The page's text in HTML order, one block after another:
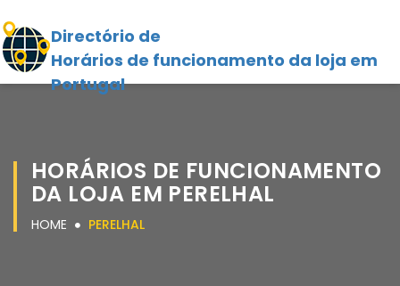
Directório de
Horários de funcionamento da loja em
Portugal
HORÁRIOS DE FUNCIONAMENTO
DA LOJA EM PERELHAL
HOME PERELHAL